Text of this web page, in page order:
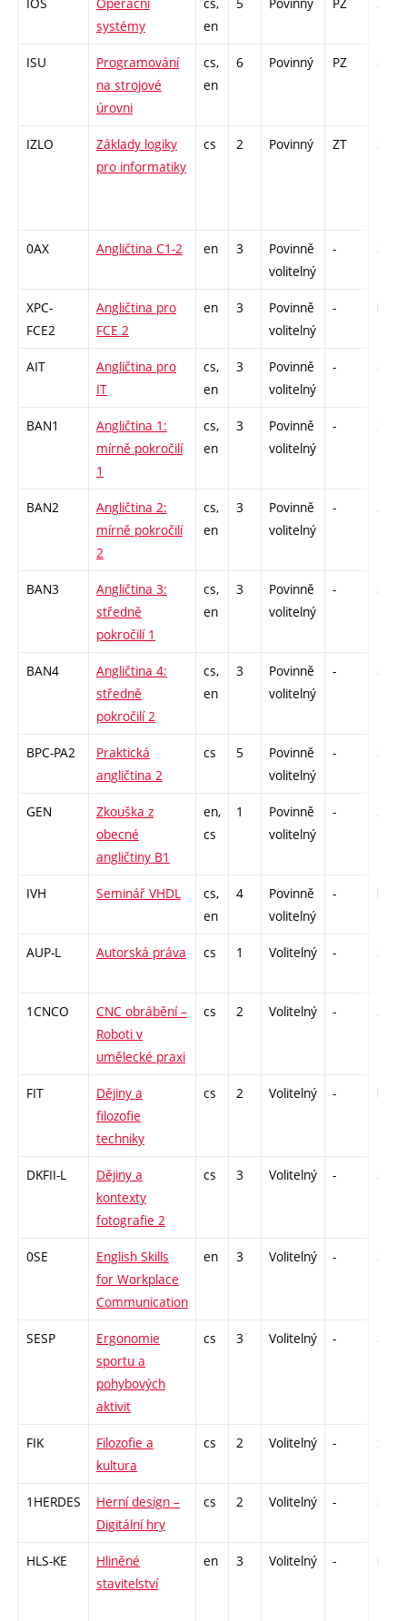
systémy
en
ISU
Programování
na strojové
úrovni
cs,
en
6 Povinný PZ zá,zk
IZLO
Základy logiky
pro informatiky
cs 2 Povinný ZT zk
0AX Angličtina C1-2 en 3
Povinně
volitelný
- zá,zk
XPC-
FCE2
Angličtina pro
FCE 2
en 3
Povinně
volitelný
-
AIT
Angličtina pro
IT
cs,
en
3
Povinně
volitelný
- zá,zk
BAN1
Angličtina 1:
mírně pokročilí
1
cs,
en
3
Povinně
volitelný
- zá,zk
BAN2
Angličtina 2:
mírně pokročilí
2
cs,
en
3
Povinně
volitelný
- zá,zk
BAN3
Angličtina 3:
středně
pokročilí 1
cs,
en
3
Povinně
volitelný
- zá,zk
BAN4
Angličtina 4:
středně
pokročilí 2
cs,
en
3
Povinně
volitelný
- zá,zk
BPC-PA2
Praktická
angličtina 2
cs 5
Povinně
volitelný
- zá,zk
GEN
Zkouška z
obecné
angličtiny B1
en,
cs
1
Povinně
volitelný
- zk
IVH Seminář VHDL
cs,
en
4
Povinně
volitelný
-
AUP-L Autorská práva cs 1 Volitelný - zá
1CNCO
CNC obrábění –
Roboti v
umělecké praxi
cs 2 Volitelný - zá
FIT
Dějiny a
filozofie
techniky
cs 2 Volitelný -
DKFII-L
Dějiny a
kontexty
fotografie 2
cs 3 Volitelný - zk
0SE
English Skills
for Workplace
Communication
en 3 Volitelný - zá,zk
SESP
Ergonomie
sportu a
pohybových
aktivit
cs 3 Volitelný - zá
FIK
Filozofie a
kultura
cs 2 Volitelný - zá
1HERDES
Herní design –
Digitální hry
cs 2 Volitelný - zá
HLS-KE
Hliněné
stavitelství
en 3 Volitelný -